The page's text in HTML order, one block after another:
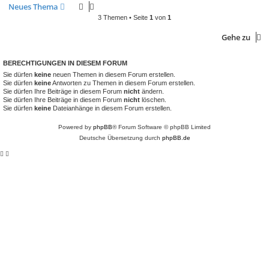
Neues Thema
3 Themen • Seite 1 von 1
Gehe zu
BERECHTIGUNGEN IN DIESEM FORUM
Sie dürfen keine neuen Themen in diesem Forum erstellen.
Sie dürfen keineAntworten zu Themen in diesem Forum erstellen.
Sie dürfen Ihre Beiträge in diesem Forum nicht ändern.
Sie dürfen Ihre Beiträge in diesem Forum nicht löschen.
Sie dürfen keine Dateianhänge in diesem Forum erstellen.
Powered by phpBB® Forum Software © phpBB Limited
Deutsche Übersetzung durch phpBB.de